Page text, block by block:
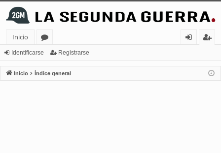
Inicio
or
os
nt
ifi
ist
ra
Identificarse Registrarse
Inicio Índice general